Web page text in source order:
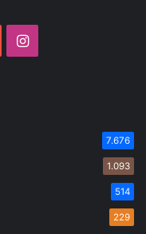
YouTubeInstagram
7.676
1.093
514
229